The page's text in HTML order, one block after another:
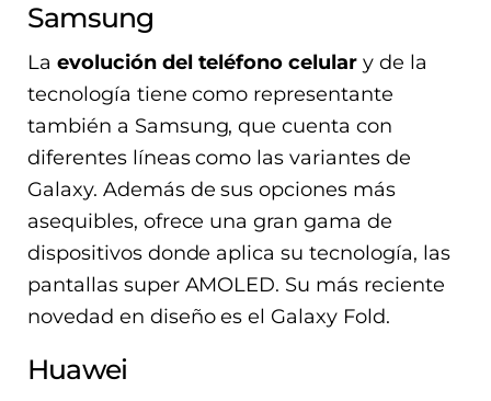
Samsung
La evolución del teléfono celular y de la
tecnología tiene como representante
también a Samsung, que cuenta con
diferentes líneas como las variantes de
Galaxy. Además de sus opciones más
asequibles, ofrece una gran gama de
dispositivos donde aplica su tecnología, las
pantallas super AMOLED. Su más reciente
novedad en diseño es el Galaxy Fold.
Huawei